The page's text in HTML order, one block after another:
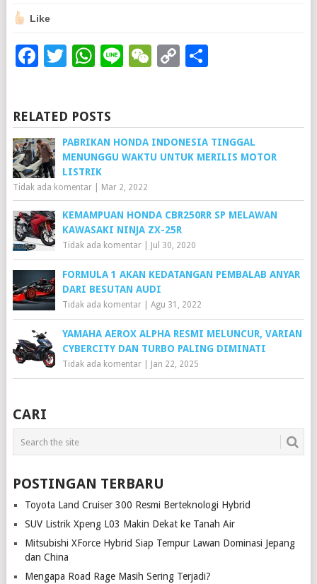
Like
Facebook
Twitter
WhatsApp
LineWeChat
CopyShare
RELATED POSTS
PABRIKAN HONDA INDONESIA TINGGAL
MENUNGGU WAKTU UNTUK MERILIS MOTOR
LISTRIK
Tidak ada komentar| Mar 2, 2022
KEMAMPUAN HONDA CBR250RR SP MELAWAN
KAWASAKI NINJA ZX-25R
Tidak ada komentar| Jul 30, 2020
FORMULA 1 AKAN KEDATANGAN PEMBALAB ANYAR
DARI BESUTAN AUDI
Tidak ada komentar| Agu 31, 2022
YAMAHA AEROX ALPHA RESMI MELUNCUR, VARIAN
CYBERCITY DAN TURBO PALING DIMINATI
Tidak ada komentar| Jan 22, 2025
CARI
POSTINGAN TERBARU
Toyota Land Cruiser 300 Resmi Berteknologi Hybrid
SUV Listrik Xpeng L03 Makin Dekat ke Tanah Air
Mitsubishi XForce Hybrid Siap Tempur Lawan Dominasi Jepang
dan China
Mengapa Road Rage Masih Sering Terjadi?